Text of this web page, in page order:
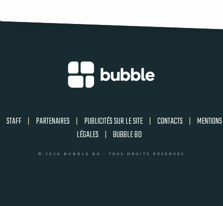
STAFF | PARTENAIRES | PUBLICITÉS SUR LE SITE | CONTACTS | MENTIONS
LÉGALES | BUBBLE BD
© 2026 BUBBLE BD - TOUS DROITS RÉSERVÉS